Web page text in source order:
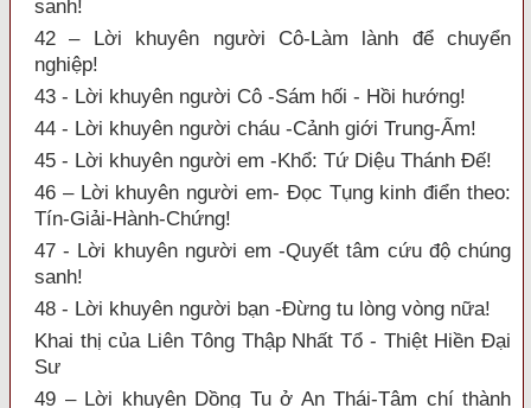
sanh!
42 – Lời khuyên người Cô-Làm lành để chuyển
nghiệp!
43 - Lời khuyên người Cô -Sám hối - Hồi hướng!
44 - Lời khuyên người cháu -Cảnh giới Trung-Ấm!
45 - Lời khuyên người em -Khổ: Tứ Diệu Thánh Đế!
46 – Lời khuyên người em- Đọc Tụng kinh điển theo:
Tín-Giải-Hành-Chứng!
47 - Lời khuyên người em -Quyết tâm cứu độ chúng
sanh!
48 - Lời khuyên người bạn -Đừng tu lòng vòng nữa!
Khai thị của Liên Tông Thập Nhất Tổ - Thiệt Hiền Đại
Sư
49 – Lời khuyên Dồng Tu ở An Thái-Tâm chí thành